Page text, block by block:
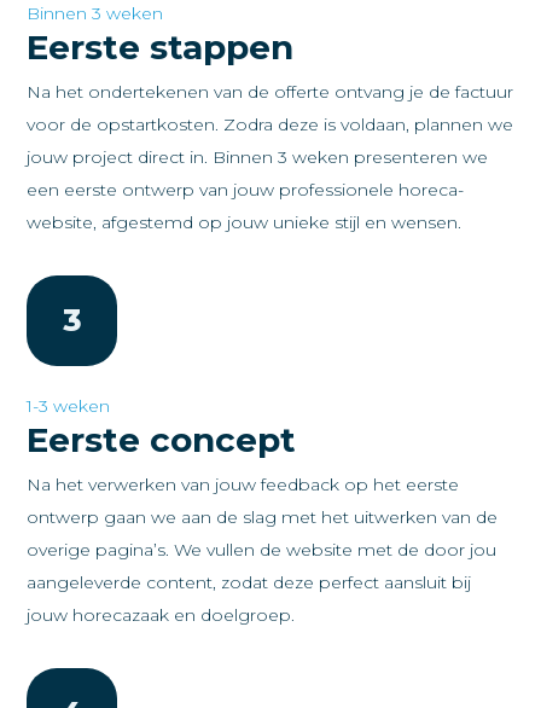
Binnen 3 weken
Eerste stappen
Na het ondertekenen van de offerte ontvang je de factuur
voor de opstartkosten. Zodra deze is voldaan, plannen we
jouw project direct in. Binnen 3 weken presenteren we
een eerste ontwerp van jouw professionele horeca-
website, afgestemd op jouw unieke stijl en wensen.
3
1-3 weken
Eerste concept
Na het verwerken van jouw feedback op het eerste
ontwerp gaan we aan de slag met het uitwerken van de
overige pagina’s. We vullen de website met de door jou
aangeleverde content, zodat deze perfect aansluit bij
jouw horecazaak en doelgroep.